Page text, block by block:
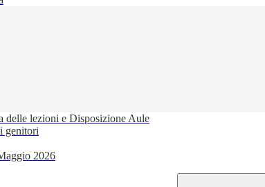
delle lezioni e Disposizione Aule
genitori
2026